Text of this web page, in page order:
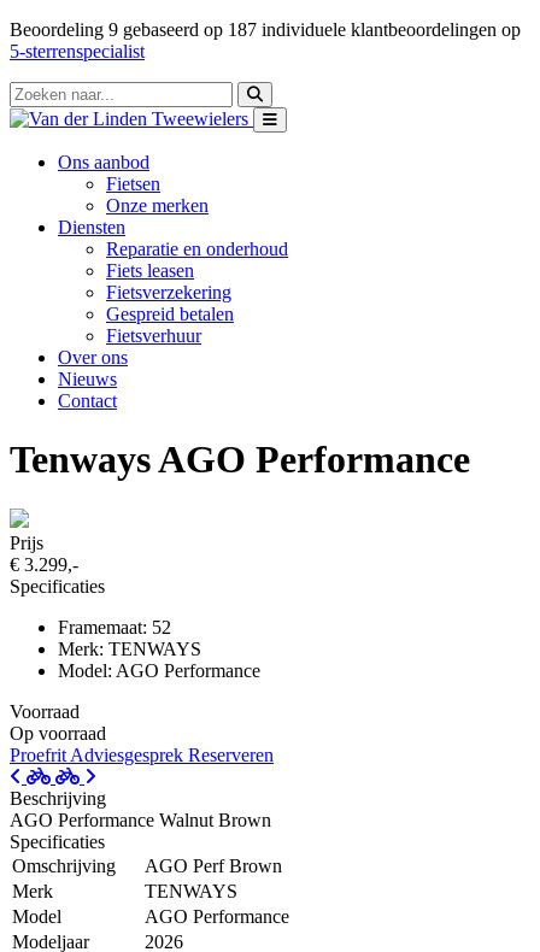
Beoordeling 9 gebaseerd op 187 individuele klantbeoordelingen op
5-sterrenspecialist
Ons aanbod
Fietsen
Onze merken
Diensten
Reparatie en onderhoud
Fiets leasen
Fietsverzekering
Gespreid betalen
Fietsverhuur
Over ons
Nieuws
Contact
Tenways AGO Performance
Prijs
€ 3.299,-
Specificaties
Framemaat: 52
Merk: TENWAYS
Model: AGO Performance
Voorraad
Op voorraad
Proefrit Adviesgesprek Reserveren
Beschrijving
AGO Performance Walnut Brown
Specificaties
Omschrijving
AGO Perf Brown
Merk
TENWAYS
Model
AGO Performance
Modeljaar
2026